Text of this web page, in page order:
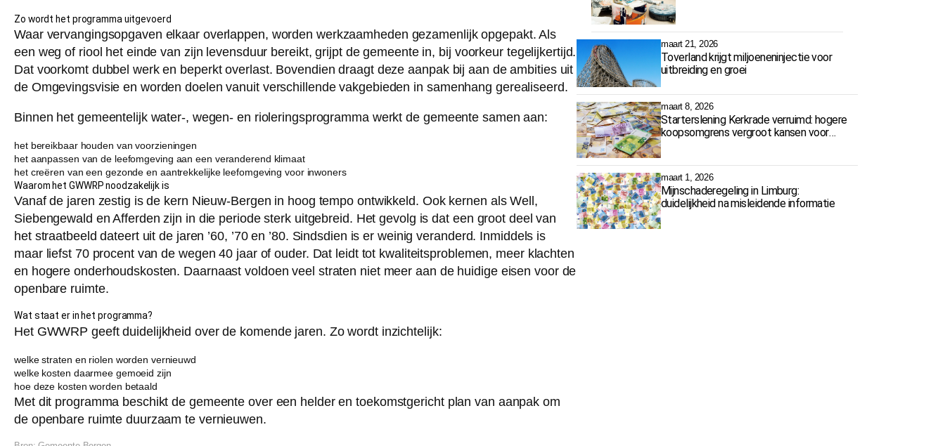
Zo wordt het programma uitgevoerd
Waar vervangingsopgaven elkaar overlappen, worden werkzaamheden gezamenlijk opgepakt. Als
een weg of riool het einde van zijn levensduur bereikt, grijpt de gemeente in, bij voorkeur tegelijkertijd.
Dat voorkomt dubbel werk en beperkt overlast. Bovendien draagt deze aanpak bij aan de ambities uit
de Omgevingsvisie en worden doelen vanuit verschillende vakgebieden in samenhang gerealiseerd.
Binnen het gemeentelijk water-, wegen- en rioleringsprogramma werkt de gemeente samen aan:
het bereikbaar houden van voorzieningen
het aanpassen van de leefomgeving aan een veranderend klimaat
het creëren van een gezonde en aantrekkelijke leefomgeving voor inwoners
Waarom het GWWRP noodzakelijk is
Vanaf de jaren zestig is de kern Nieuw-Bergen in hoog tempo ontwikkeld. Ook kernen als Well,
Siebengewald en Afferden zijn in die periode sterk uitgebreid. Het gevolg is dat een groot deel van
het straatbeeld dateert uit de jaren ’60, ’70 en ’80. Sindsdien is er weinig veranderd. Inmiddels is
maar liefst 70 procent van de wegen 40 jaar of ouder. Dat leidt tot kwaliteitsproblemen, meer klachten
en hogere onderhoudskosten. Daarnaast voldoen veel straten niet meer aan de huidige eisen voor de
openbare ruimte.
Wat staat er in het programma?
Het GWWRP geeft duidelijkheid over de komende jaren. Zo wordt inzichtelijk:
welke straten en riolen worden vernieuwd
welke kosten daarmee gemoeid zijn
hoe deze kosten worden betaald
Met dit programma beschikt de gemeente over een helder en toekomstgericht plan van aanpak om
de openbare ruimte duurzaam te vernieuwen.
maart 21, 2026
Toverland krijgt miljoeneninjectie voor
uitbreiding en groei
maart 8, 2026
Starterslening Kerkrade verruimd: hogere
koopsomgrens vergroot kansen voor
maart 1, 2026
Mijnschaderegeling in Limburg:
duidelijkheid na misleidende informatie